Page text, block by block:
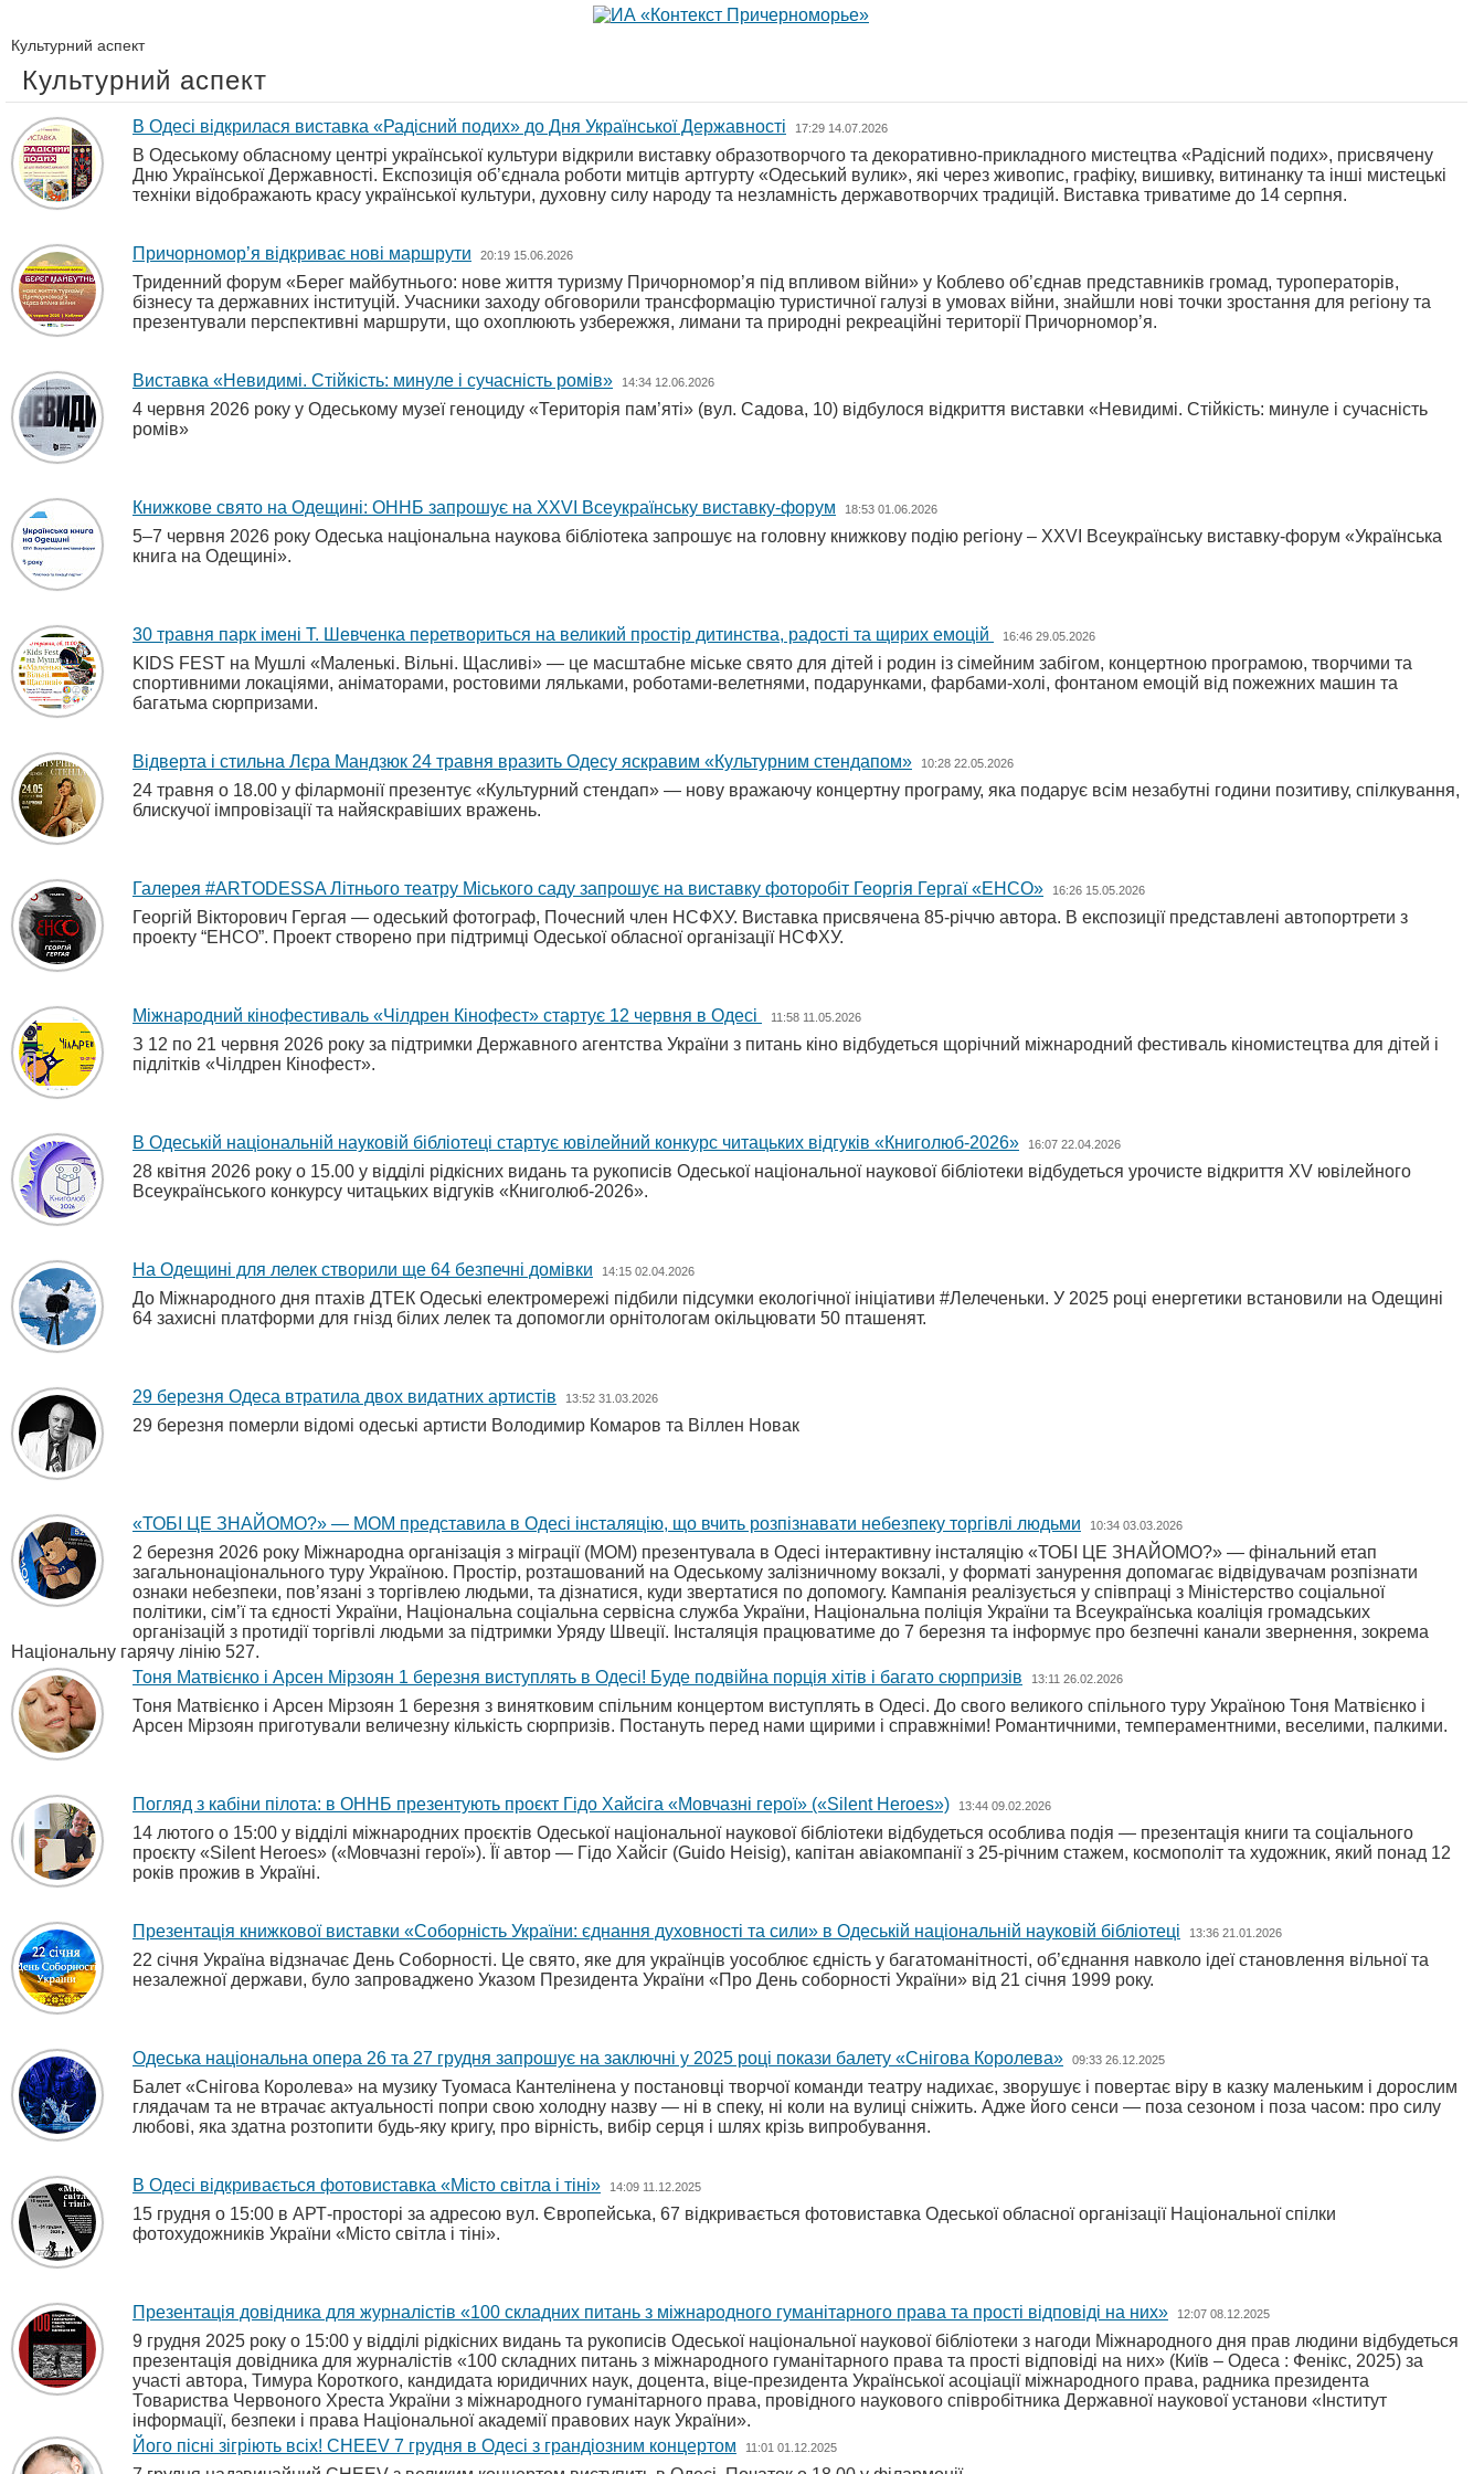
Культурний аспект
Культурний аспект
В Одесі відкрилася виставка «Радісний подих» до Дня Української Державності 17:29 14.07.2026
В Одеському обласному центрі української культури відкрили виставку образотворчого та декоративно-прикладного мистецтва «Радісний подих», присвячену
Дню Української Державності. Експозиція об’єднала роботи митців артгурту «Одеський вулик», які через живопис, графіку, вишивку, витинанку та інші мистецькі
техніки відображають красу української культури, духовну силу народу та незламність державотворчих традицій. Виставка триватиме до 14 серпня.
Причорномор’я відкриває нові маршрути 20:19 15.06.2026
Триденний форум «Берег майбутнього: нове життя туризму Причорномор’я під впливом війни» у Коблево об’єднав представників громад, туроператорів,
бізнесу та державних інституцій. Учасники заходу обговорили трансформацію туристичної галузі в умовах війни, знайшли нові точки зростання для регіону та
презентували перспективні маршрути, що охоплюють узбережжя, лимани та природні рекреаційні території Причорномор’я.
Виставка «Невидимі. Стійкість: минуле і сучасність ромів» 14:34 12.06.2026
4 червня 2026 року у Одеському музеї геноциду «Територія пам’яті» (вул. Садова, 10) відбулося відкриття виставки «Невидимі. Стійкість: минуле і сучасність
ромів»
Книжкове свято на Одещині: ОННБ запрошує на XXVI Всеукраїнську виставку-форум 18:53 01.06.2026
5–7 червня 2026 року Одеська національна наукова бібліотека запрошує на головну книжкову подію регіону – XXVI Всеукраїнську виставку-форум «Українська
книга на Одещині».
30 травня парк імені Т. Шевченка перетвориться на великий простір дитинства, радості та щирих емоцій 16:46 29.05.2026
KIDS FEST на Мушлі «Маленькі. Вільні. Щасливі» — це масштабне міське свято для дітей і родин із сімейним забігом, концертною програмою, творчими та
спортивними локаціями, аніматорами, ростовими ляльками, роботами-велетнями, подарунками, фарбами-холі, фонтаном емоцій від пожежних машин та
багатьма сюрпризами.
Відверта і стильна Лєра Мандзюк 24 травня вразить Одесу яскравим «Культурним стендапом» 10:28 22.05.2026
24 травня о 18.00 у філармонії презентує «Культурний стендап» — нову вражаючу концертну програму, яка подарує всім незабутні години позитиву, спілкування,
блискучої імпровізації та найяскравіших вражень.
Галерея #ARTODESSA Літнього театру Міського саду запрошує на виставку фоторобіт Георгія Гергаї «ЕНСО» 16:26 15.05.2026
Георгій Вікторович Гергая — одеський фотограф, Почесний член НСФХУ. Виставка присвячена 85-річчю автора. В експозиції представлені автопортрети з
проекту “ЕНСО”. Проект створено при підтримці Одеської обласної організації НСФХУ.
Міжнародний кінофестиваль «Чілдрен Кінофест» стартує 12 червня в Одесі 11:58 11.05.2026
З 12 по 21 червня 2026 року за підтримки Державного агентства України з питань кіно відбудеться щорічний міжнародний фестиваль кіномистецтва для дітей і
підлітків «Чілдрен Кінофест».
В Одеській національній науковій бібліотеці стартує ювілейний конкурс читацьких відгуків «Книголюб-2026» 16:07 22.04.2026
28 квітня 2026 року о 15.00 у відділі рідкісних видань та рукописів Одеської національної наукової бібліотеки відбудеться урочисте відкриття XV ювілейного
Всеукраїнського конкурсу читацьких відгуків «Книголюб-2026».
На Одещині для лелек створили ще 64 безпечні домівки 14:15 02.04.2026
До Міжнародного дня птахів ДТЕК Одеські електромережі підбили підсумки екологічної ініціативи #Лелеченьки. У 2025 році енергетики встановили на Одещині
64 захисні платформи для гнізд білих лелек та допомогли орнітологам окільцювати 50 пташенят.
29 березня Одеса втратила двох видатних артистів 13:52 31.03.2026
29 березня померли відомі одеські артисти Володимир Комаров та Віллен Новак
«ТОБІ ЦЕ ЗНАЙОМО?» — МОМ представила в Одесі інсталяцію, що вчить розпізнавати небезпеку торгівлі людьми 10:34 03.03.2026
2 березня 2026 року Міжнародна організація з міграції (МОМ) презентувала в Одесі інтерактивну інсталяцію «ТОБІ ЦЕ ЗНАЙОМО?» — фінальний етап
загальнонаціонального туру Україною. Простір, розташований на Одеському залізничному вокзалі, у форматі занурення допомагає відвідувачам розпізнати
ознаки небезпеки, пов’язані з торгівлею людьми, та дізнатися, куди звертатися по допомогу. Кампанія реалізується у співпраці з Міністерство соціальної
політики, сім’ї та єдності України, Національна соціальна сервісна служба України, Національна поліція України та Всеукраїнська коаліція громадських
організацій з протидії торгівлі людьми за підтримки Уряду Швеції. Інсталяція працюватиме до 7 березня та інформує про безпечні канали звернення, зокрема
Національну гарячу лінію 527.
Тоня Матвієнко і Арсен Мірзоян 1 березня виступлять в Одесі! Буде подвійна порція хітів і багато сюрпризів
13:11 26.02.2026
Тоня Матвієнко і Арсен Мірзоян 1 березня з винятковим спільним концертом виступлять в Одесі. До свого великого спільного туру Україною Тоня Матвієнко і
Арсен Мірзоян приготували величезну кількість сюрпризів. Постануть перед нами щирими і справжніми! Романтичними, темпераментними, веселими, палкими.
Погляд з кабіни пілота: в ОННБ презентують проєкт Гідо Хайсіга «Мовчазні герої» («Silent Heroes») 13:44 09.02.2026
14 лютого о 15:00 у відділі міжнародних проєктів Одеської національної наукової бібліотеки відбудеться особлива подія — презентація книги та соціального
проєкту «Silent Heroes» («Мовчазні герої»). Її автор — Гідо Хайсіг (Guido Heisig), капітан авіакомпанії з 25-річним стажем, космополіт та художник, який понад 12
років прожив в Україні.
Презентація книжкової виставки «Соборність України: єднання духовності та сили» в Одеській національній науковій бібліотеці 13:36 21.01.2026
22 січня Україна відзначає День Соборності. Це свято, яке для українців уособлює єдність у багатоманітності, об’єднання навколо ідеї становлення вільної та
незалежної держави, було запроваджено Указом Президента України «Про День соборності України» від 21 січня 1999 року.
Одеська національна опера 26 та 27 грудня запрошує на заключні у 2025 році покази балету «Снігова Королева» 09:33 26.12.2025
Балет «Снігова Королева» на музику Туомаса Кантелінена у постановці творчої команди театру надихає, зворушує і повертає віру в казку маленьким і дорослим
глядачам та не втрачає актуальності попри свою холодну назву — ні в спеку, ні коли на вулиці сніжить. Адже його сенси — поза сезоном і поза часом: про силу
любові, яка здатна розтопити будь-яку кригу, про вірність, вибір серця і шлях крізь випробування.
В Одесі відкривається фотовиставка «Місто світла і тіні» 14:09 11.12.2025
15 грудня о 15:00 в АРТ-просторі за адресою вул. Європейська, 67 відкривається фотовиставка Одеської обласної організації Національної спілки
фотохудожників України «Місто світла і тіні».
Презентація довідника для журналістів «100 складних питань з міжнародного гуманітарного права та прості відповіді на них» 12:07 08.12.2025
9 грудня 2025 року о 15:00 у відділі рідкісних видань та рукописів Одеської національної наукової бібліотеки з нагоди Міжнародного дня прав людини відбудеться
презентація довідника для журналістів «100 складних питань з міжнародного гуманітарного права та прості відповіді на них» (Київ – Одеса : Фенікс, 2025) за
участі автора, Тимура Короткого, кандидата юридичних наук, доцента, віце-президента Української асоціації міжнародного права, радника президента
Товариства Червоного Хреста України з міжнародного гуманітарного права, провідного наукового співробітника Державної наукової установи «Інститут
інформації, безпеки і права Національної академії правових наук України».
Його пісні зігріють всіх! CHEEV 7 грудня в Одесі з грандіозним концертом
11:01 01.12.2025